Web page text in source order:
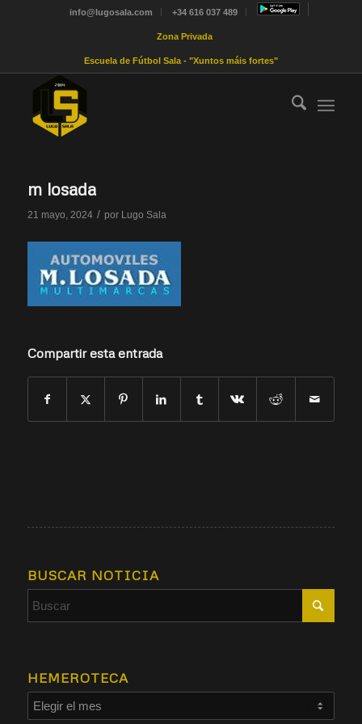
info@lugosala.com +34 616 037 489
Zona Privada
Escuela de Fútbol Sala - "Xuntos máis fortes"
m losada
21 mayo, 2024 / por Lugo Sala
Compartir esta entrada
BUSCAR NOTICIA
HEMEROTECA